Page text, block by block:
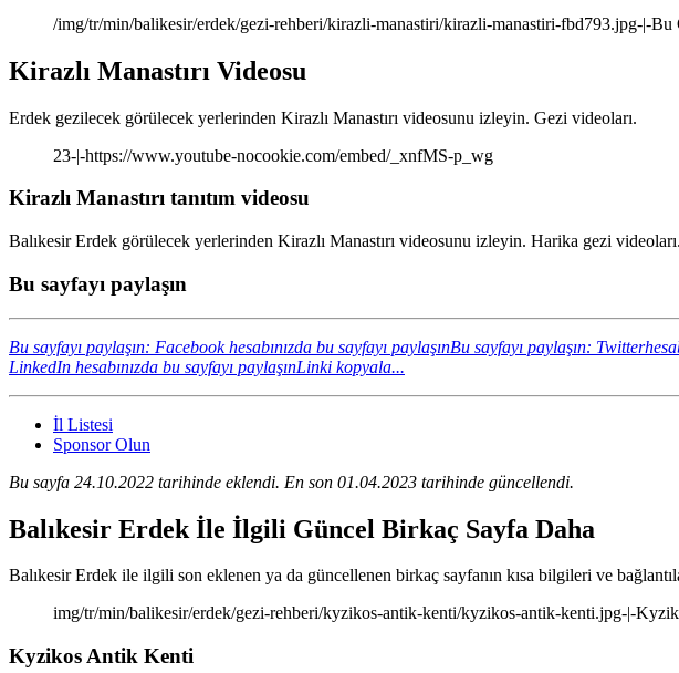
/img/tr/min/balikesir/erdek/gezi-rehberi/kirazli-manastiri/kirazli-manastiri-fbd793.jpg-|-Bu
Kirazlı Manastırı Videosu
Erdek gezilecek görülecek yerlerinden Kirazlı Manastırı videosunu izleyin. Gezi videoları.
23-|-https://www.youtube-nocookie.com/embed/_xnfMS-p_wg
Kirazlı Manastırı tanıtım videosu
Balıkesir Erdek görülecek yerlerinden Kirazlı Manastırı videosunu izleyin. Harika gezi videoları.
Bu sayfayı paylaşın
Bu sayfayı paylaşın: Facebook hesabınızda bu sayfayı paylaşınBu sayfayı paylaşın:
LinkedIn hesabınızda bu sayfayı paylaşınLinki kopyala...
İl Listesi
Sponsor Olun
Bu sayfa 24.10.2022 tarihinde eklendi. En son 01.04.2023 tarihinde güncellendi.
Balıkesir Erdek İle İlgili Güncel Birkaç Sayfa Daha
Balıkesir Erdek ile ilgili son eklenen ya da güncellenen birkaç sayfanın kısa bilgileri ve
img/tr/min/balikesir/erdek/gezi-rehberi/kyzikos-antik-kenti/kyzikos-antik-kenti.jpg-|-
Kyzikos Antik Kenti